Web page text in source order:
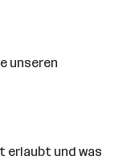
unseren
erlaubt und was